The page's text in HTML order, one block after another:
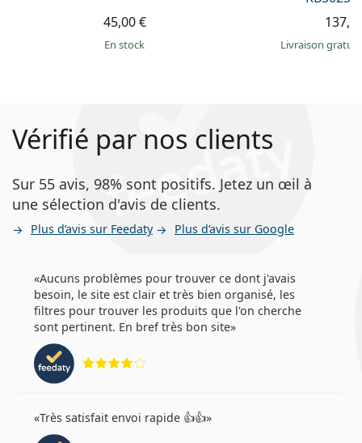
45,00 €
en stock Livraison
Vérifié par nos clients
Sur 55 avis, 98% sont positifs. Jetez un œil à
une sélection d'avis de clients.
Plus d’avis sur Feedaty Plus d’avis sur Google
Aucuns problèmes pour trouver ce dont j'avais
besoin, le site est clair et très bien organisé, les
filtres pour trouver les produits que l'on cherche
sont pertinent. En bref très bon site
Très satisfait envoi rapide 👍👍